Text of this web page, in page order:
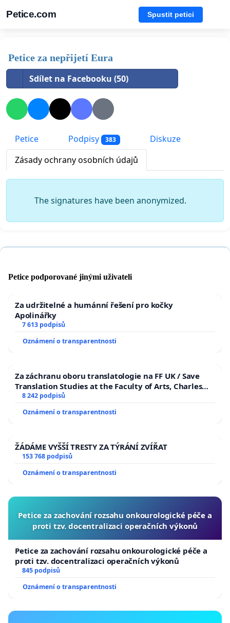
Petice.com Spustit petici
Petice za nepřijetí Eura
Sdílet na Facebooku (50)
Petice Podpisy 383
Diskuze
Zásady ochrany osobních údajů
The signatures have been anonymized.
Petice podporované jinými uživateli
Za udržitelné a humánní řešení pro kočky
Apolinářky
7 613 podpisů
Oznámení o transparentnosti
Za záchranu oboru translatologie na FF UK / Save
Translation Studies at the Faculty of Arts, Charles
University
8 242 podpisů
Oznámení o transparentnosti
ŽÁDÁME VYŠŠÍ TRESTY ZA TÝRÁNÍ ZVÍŘAT
153 768 podpisů
Oznámení o transparentnosti
Petice za zachování rozsahu onkourologické péče a
proti tzv. docentralizaci operačních výkonů
Petice za zachování rozsahu onkourologické péče a
proti tzv. docentralizaci operačních výkonů
845 podpisů
Oznámení o transparentnosti